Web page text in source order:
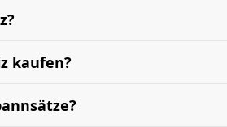
kaufen?